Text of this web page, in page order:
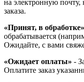
на электронную
заказа.
«Принят, в обработке»
обрабатывается
Ожидайте, с вами
«Ожидает оплаты» -
Оплатите заказ